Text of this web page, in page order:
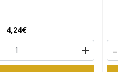
4,24€
+ -